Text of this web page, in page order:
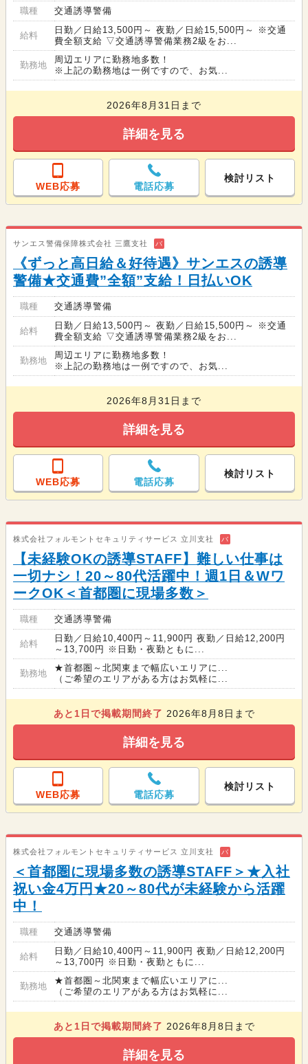
職種 交通誘導警備
給料
日勤／日給13,500円～ 夜勤／日給15,500円～ ※交通
費全額支給 ▽交通誘導警備業務2級をお...
勤務地
周辺エリアに勤務地多数！
※上記の勤務地は一例ですので、お気...
2026年8月31日まで
詳細を見る
WEB応募 電話応募
検討リスト
サンエス警備保障株式会社 三鷹支社 バ
《ずっと高日給＆好待遇》サンエスの誘導
警備★交通費”全額”支給！日払いOK
職種 交通誘導警備
給料
日勤／日給13,500円～ 夜勤／日給15,500円～ ※交通
費全額支給 ▽交通誘導警備業務2級をお...
勤務地
周辺エリアに勤務地多数！
※上記の勤務地は一例ですので、お気...
2026年8月31日まで
詳細を見る
WEB応募 電話応募
検討リスト
株式会社フォルモントセキュリティサービス 立川支社 バ
【未経験OKの誘導STAFF】難しい仕事は
一切ナシ！20～80代活躍中！週1日＆Wワ
ークOK＜首都圏に現場多数＞
職種 交通誘導警備
給料
日勤／日給10,400円～11,900円 夜勤／日給12,200円
～13,700円 ※日勤・夜勤ともに...
勤務地
★首都圏～北関東まで幅広いエリアに...
（ご希望のエリアがある方はお気軽に...
あと 1 日で掲載期間終了 2026年8月8日まで
詳細を見る
WEB応募 電話応募
検討リスト
株式会社フォルモントセキュリティサービス 立川支社 バ
＜首都圏に現場多数の誘導STAFF＞★入社
祝い金4万円★20～80代が未経験から活躍
中！
職種 交通誘導警備
給料
日勤／日給10,400円～11,900円 夜勤／日給12,200円
～13,700円 ※日勤・夜勤ともに...
勤務地
★首都圏～北関東まで幅広いエリアに...
（ご希望のエリアがある方はお気軽に...
あと 1 日で掲載期間終了 2026年8月8日まで
詳細を見る